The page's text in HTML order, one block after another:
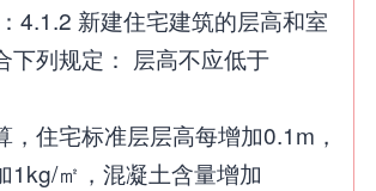
4.1.2 新建住宅建筑的层高和室
下列规定： 层高不应低于
，住宅标准层层高每增加0.1m，
1kg/㎡，混凝土含量增加